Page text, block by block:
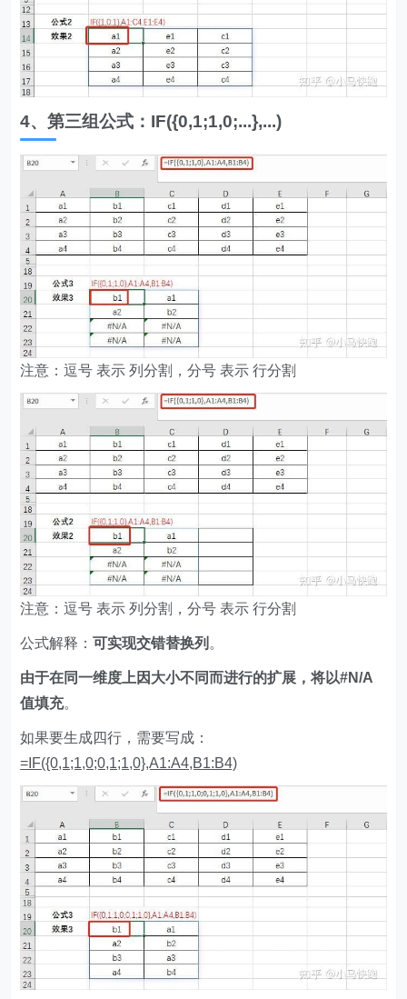
4、第三组公式：IF({0,1;1,0;...},...)
注意：逗号 表示 列分割，分号 表示 行分割
注意：逗号 表示 列分割，分号 表示 行分割
公式解释：可实现交错替换列 。
由于在同一维度上因大小不同而进行的扩展，将以#N/A
值填充。
如果要生成四行，需要写成：
=IF({0,1;1,0;0,1;1,0},A1:A4,B1:B4)